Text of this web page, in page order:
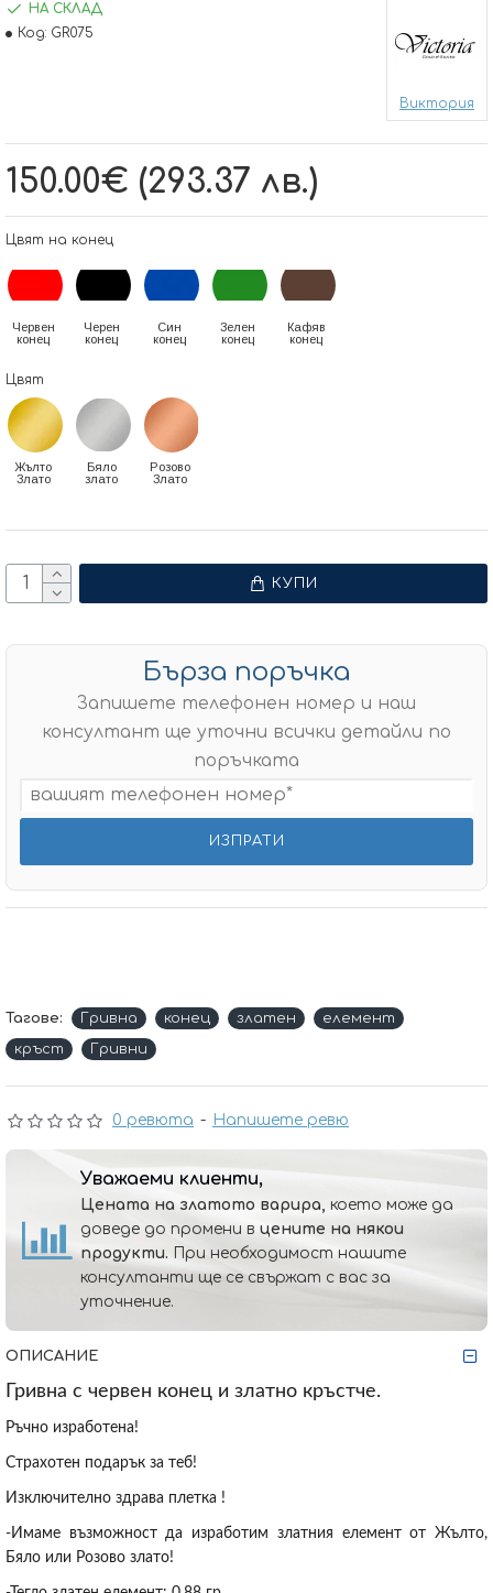
0 ревюта - Напишете ревю
150.00€ (293.37 лв.)
НА СКЛАД
Код: GR075
Виктория
Цвят на конец
Червен
конец
Черен
конец
Син
конец
Зелен
конец
Кафяв
конец
Цвят
Жълто
Злато
Бяло
злато
Розово
Злато
КУПИ
Бърза поръчка
Запишете телефонен номер и наш
консултант ще уточни всички детайли по
поръчката
Тагове: Гривна конец златен
елемент
кръст
Гривни
Уважаеми клиенти,
Цената на златото варира, което може да
доведе до промени в цените на някои
продукти. При необходимост нашите
консултанти ще се свържат с вас за
уточнение.
ОПИСАНИЕ
Гривна с червен конец и златно кръстче.
Ръчно изработена!
Страхотен подарък за теб!
Изключително здрава плетка !
-Имаме възможност да изработим златния елемент от Жълто,
Бяло или Розово злато!